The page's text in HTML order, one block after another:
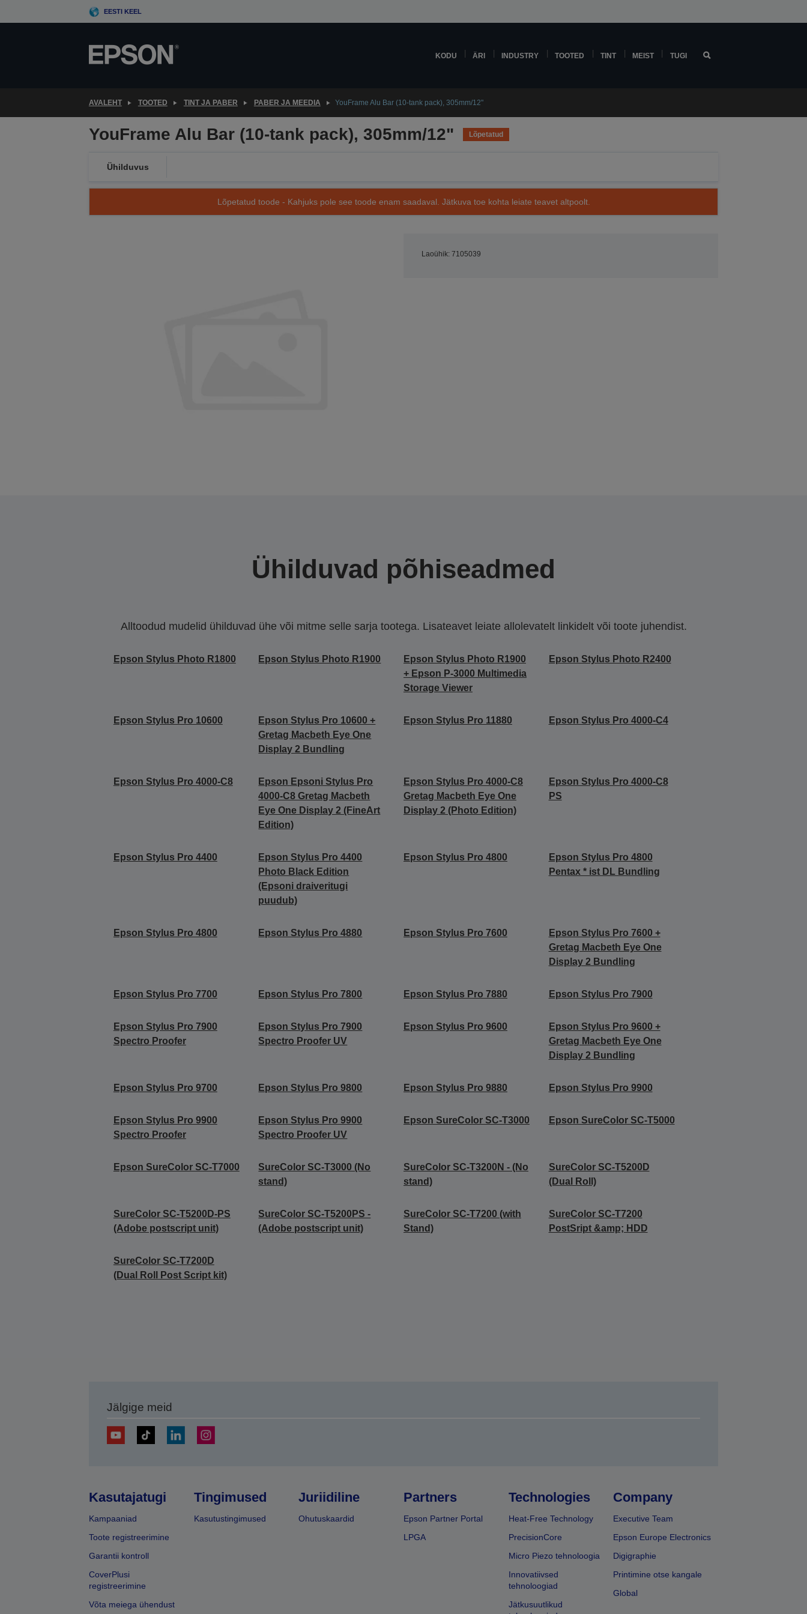
to
EESTI KEEL
KODU ÄRI INDUSTRY TOOTED TINT MEIST TUGI
AVALEHT TOOTED TINT JA PABER PABER JA MEEDIA YouFrame Alu Bar (10-tank pack), 305mm/12"
YouFrame Alu Bar (10-tank pack), 305mm/12" Lõpetatud
Ühilduvus
Lõpetatud toode - Kahjuks pole see toode enam saadaval. Jätkuva toe kohta leiate teavet altpoolt.
Laoühik: 7105039
Ühilduvad põhiseadmed
Alltoodud mudelid ühilduvad ühe või mitme selle sarja tootega. Lisateavet leiate allolevatelt linkidelt või toote juhendist.
Epson Stylus Photo R1800 Epson Stylus Photo R1900
Epson Stylus Photo R1900
+ Epson P-3000 Multimedia
Storage Viewer
Epson Stylus Photo R2400
Epson Stylus Pro 10600
Epson Stylus Pro 10600 +
Gretag Macbeth Eye One
Display 2 Bundling
Epson Stylus Pro 11880 Epson Stylus Pro 4000-C4
Epson Stylus Pro 4000-C8
Epson Epsoni Stylus Pro
4000-C8 Gretag Macbeth
Eye One Display 2 (FineArt
Edition)
Epson Stylus Pro 4000-C8
Gretag Macbeth Eye One
Display 2 (Photo Edition)
Epson Stylus Pro 4000-C8
PS
Epson Stylus Pro 4400
Epson Stylus Pro 4400
Photo Black Edition
(Epsoni draiveritugi
puudub)
Epson Stylus Pro 4800
Epson Stylus Pro 4800
Pentax * ist DL Bundling
Epson Stylus Pro 4800 Epson Stylus Pro 4880 Epson Stylus Pro 7600
Epson Stylus Pro 7600 +
Gretag Macbeth Eye One
Display 2 Bundling
Epson Stylus Pro 7700 Epson Stylus Pro 7800 Epson Stylus Pro 7880 Epson Stylus Pro 7900
Epson Stylus Pro 7900
Spectro Proofer
Epson Stylus Pro 7900
Spectro Proofer UV
Epson Stylus Pro 9600
Epson Stylus Pro 9600 +
Gretag Macbeth Eye One
Display 2 Bundling
Epson Stylus Pro 9700 Epson Stylus Pro 9800 Epson Stylus Pro 9880 Epson Stylus Pro 9900
Epson Stylus Pro 9900
Spectro Proofer
Epson Stylus Pro 9900
Spectro Proofer UV
Epson SureColor SC-T3000 Epson SureColor SC-T5000
Epson SureColor SC-T7000
SureColor SC-T3000 (No
stand)
SureColor SC-T3200N - (No
stand)
SureColor SC-T5200D
(Dual Roll)
SureColor SC-T5200D-PS
(Adobe postscript unit)
SureColor SC-T5200PS -
(Adobe postscript unit)
SureColor SC-T7200 (with
Stand)
SureColor SC-T7200
PostSript &amp; HDD
SureColor SC-T7200D
(Dual Roll Post Script kit)
Jälgige meid
Kasutajatugi
Kampaaniad
Toote registreerimine
Garantii kontroll
CoverPlusi
registreerimine
Võta meiega ühendust
Tingimused
Kasutustingimused
Juriidiline
Ohutuskaardid
Partners
Epson Partner Portal
LPGA
Technologies
Heat-Free Technology
PrecisionCore
Micro Piezo tehnoloogia
Innovatiivsed
tehnoloogiad
Jätkusuutlikud
Company
Executive Team
Epson Europe Electronics
Digigraphie
Printimine otse kangale
Global